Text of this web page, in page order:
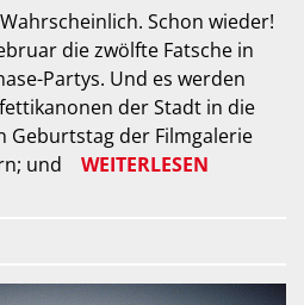
Schon wieder!
die zwölfte Fatsche in
Partys. Und es werden
der Stadt in die
Geburtstag der Filmgalerie
und
WEITERLESEN